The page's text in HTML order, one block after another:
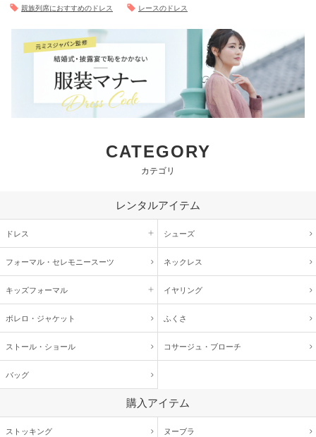
親族列席におすすめのドレス レースのドレス
CATEGORY
カテゴリ
レンタルアイテム
ドレス シューズ
フォーマル・ セレモニースーツ ネックレス
キッズフォーマル イヤリング
ボレロ・ジャケット ふくさ
ストール・ショール コサージュ・ ブローチ
バッグ
購入アイテム
ストッキング ヌーブラ